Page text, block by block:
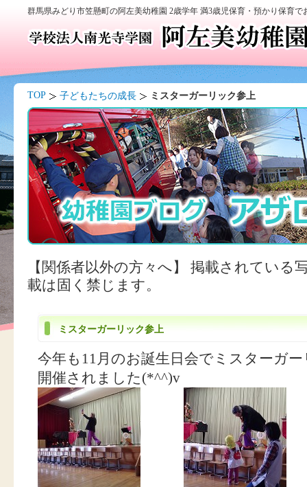
群馬県みどり市笠懸町の阿左美幼稚園 2歳学年 満3歳児保育・預かり保育
TOP 子どもたちの成長 ミスターガーリック参上
【関係者以外の方々へ】 掲載されている
載は固く禁じます。
ミスターガーリック参上
今年も11月のお誕生日会でミスターガ
開催されました(*^^)v